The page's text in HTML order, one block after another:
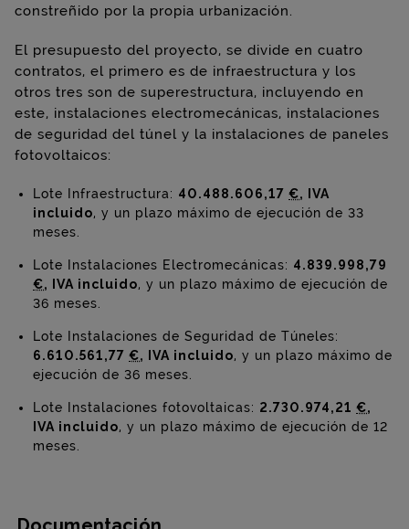
constreñido por la propia urbanización.
El presupuesto del proyecto, se divide en cuatro
contratos, el primero es de infraestructura y los
otros tres son de superestructura, incluyendo en
este, instalaciones electromecánicas, instalaciones
de seguridad del túnel y la instalaciones de paneles
fotovoltaicos:
Lote Infraestructura: 40.488.606,17 €, IVA
incluido, y un plazo máximo de ejecución de 33
meses.
Lote Instalaciones Electromecánicas: 4.839.998,79
€, IVA incluido, y un plazo máximo de ejecución de
36 meses.
Lote Instalaciones de Seguridad de Túneles:
6.610.561,77 €, IVA incluido, y un plazo máximo de
ejecución de 36 meses.
Lote Instalaciones fotovoltaicas: 2.730.974,21 €,
IVA incluido, y un plazo máximo de ejecución de 12
meses.